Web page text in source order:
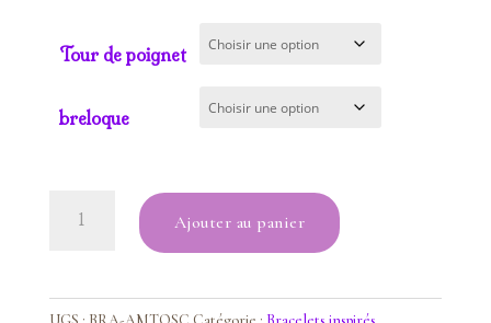
prix :
à
16.50€
Tour de poignet
breloque
Ame
Ajouter au panier